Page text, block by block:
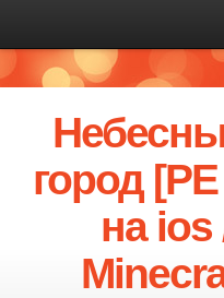
город
на ios